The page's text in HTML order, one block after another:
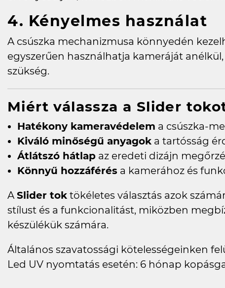
4. Kényelmes használat
A csúszka mechanizmusa könnyedén
egyszerűen használhatja kameráját
szükség.
Miért válassza a Slider
Hatékony kameravédelem a csúszka-
Kiváló minőségű anyagok a tartósság
Átlátszó hátlap az eredeti dizájn
Könnyű hozzáférés a kamerához és
ASlider tok tökéletes választás azok
stílust és a funkcionalitást, miközben
készülékük számára.
Általános szavatossági kötelességeinken
Led UV nyomtatás esetén: 6 hónap